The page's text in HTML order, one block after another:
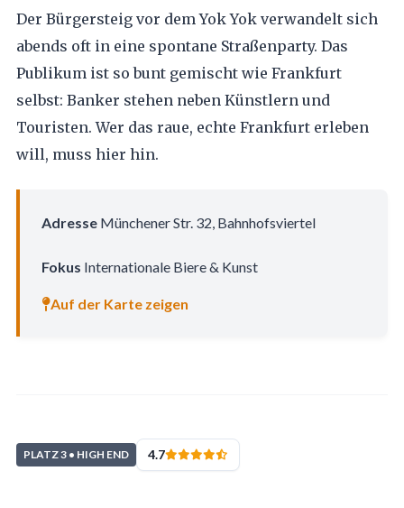
Der Bürgersteig vor dem Yok Yok verwandelt sich
abends oft in eine spontane Straßenparty. Das
Publikum ist so bunt gemischt wie Frankfurt
selbst: Banker stehen neben Künstlern und
Touristen. Wer das raue, echte Frankfurt erleben
will, muss hier hin.
AdresseMünchener Str. 32, Bahnhofsviertel
Fokus Internationale Biere & Kunst
Auf der Karte zeigen
PLATZ 3 • HIGH END 4.7